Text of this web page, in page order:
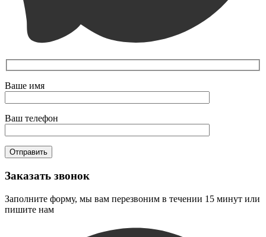
Ваше имя
Ваш телефон
Заказать звонок
Заполните форму, мы вам перезвоним в течении 15 минут или
пишите нам